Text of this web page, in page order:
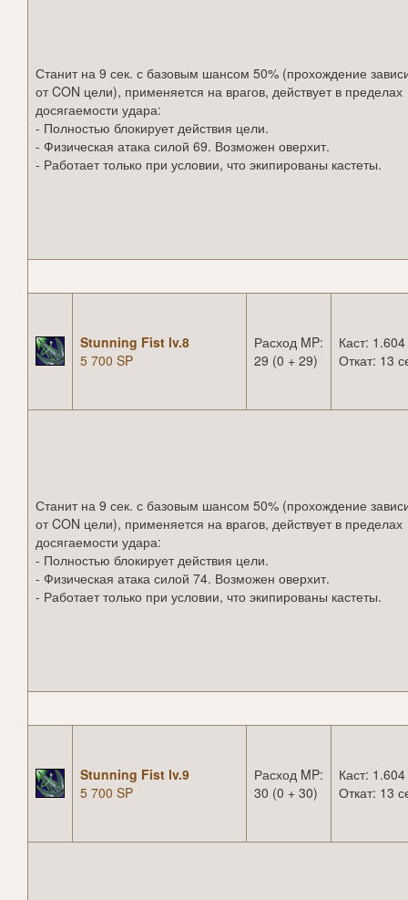
Станит на 9 сек. с базовым шансом 50% (прохождение
от CON цели), применяется на врагов, действует в пределах
досягаемости удара:
- Полностью блокирует действия цели.
- Физическая атака силой 69. Возможен оверхит.
- Работает только при условии, что экипированы кастеты.
Stunning Fist lv.8
5 700 SP
Расход MP:
29 (0 + 29)
Каст: 1.604
Откат: 13
Станит на 9 сек. с базовым шансом 50% (прохождение
от CON цели), применяется на врагов, действует в пределах
досягаемости удара:
- Полностью блокирует действия цели.
- Физическая атака силой 74. Возможен оверхит.
- Работает только при условии, что экипированы кастеты.
Stunning Fist lv.9
5 700 SP
Расход MP:
30 (0 + 30)
Каст: 1.604
Откат: 13